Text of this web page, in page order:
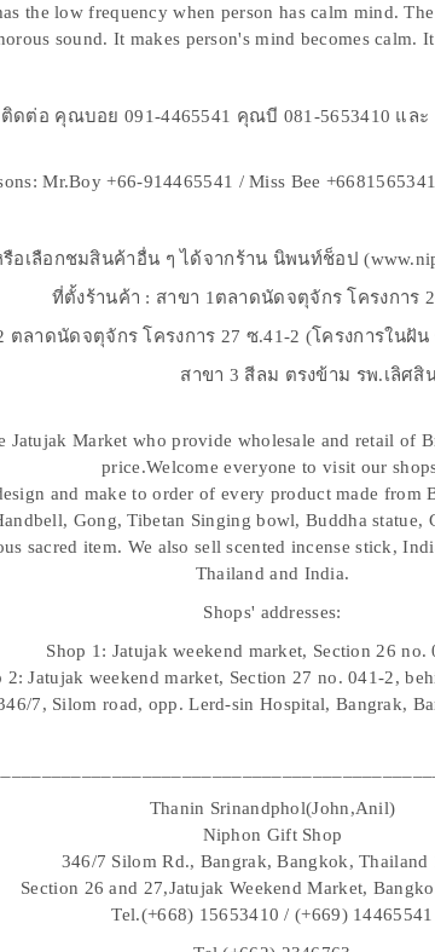
the low frequency when person has calm mind.
sound. It makes person's mind becomes calm.
ดต่อ คุณบอย 091-4465541 คุณบี 081-5653410 และ
Mr.Boy +66-914465541 / Miss Bee
อเลือกชมสินค้าอื่น ๆ ได้จากร้าน นิพนท์ช็อป
ที่ตั้งร้านค้า : สาขา 1ตลาดนัดจตุจักร โครงการ
ดจตุจักร โครงการ 27 ซ.41-2 (โครงการในฝัน
สาขา 3 สีลม ตรงข้าม รพ.เลิศสิ
Jatujak Market who provide wholesale and retail of
price.Welcome everyone to visit our
and make to order of every product made from
Gong, Tibetan Singing bowl, Buddha statue,
sacred item. We also sell scented incense stick,
Thailand and India.
Shops' addresses:
Shop 1: Jatujak weekend market, Section 26 no.
2: Jatujak weekend market, Section 27 no. 041-2,
7, Silom road, opp. Lerd-sin Hospital, Bangrak,
Thanin Srinandphol(John,Anil)
Niphon Gift Shop
346/7 Silom Rd., Bangrak, Bangkok, Thailand
Section 26 and 27,Jatujak Weekend Market,
Tel.(+668) 15653410 / (+669) 14465541